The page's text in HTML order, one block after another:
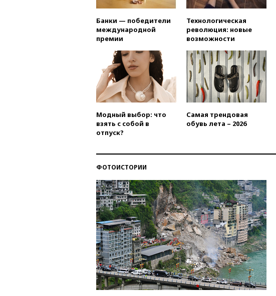
Банки — победители
международной
премии
Технологическая
революция: новые
возможности
Модный выбор: что
взять с собой в
отпуск?
Самая трендовая
обувь лета – 2026
ФОТОИСТОРИИ